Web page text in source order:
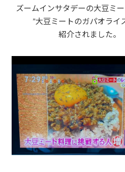
ズームインサタデーの大豆ミ
”大豆ミートのガパオライ
紹介されました。